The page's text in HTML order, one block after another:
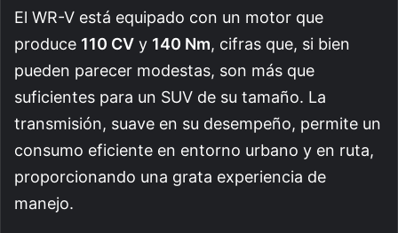
El WR-V está equipado con un motor que
produce 110 CV y 140 Nm, cifras que, si bien
pueden parecer modestas, son más que
suficientes para un SUV de su tamaño. La
transmisión, suave en su desempeño, permite un
consumo eficiente en entorno urbano y en ruta,
proporcionando una grata experiencia de
manejo.